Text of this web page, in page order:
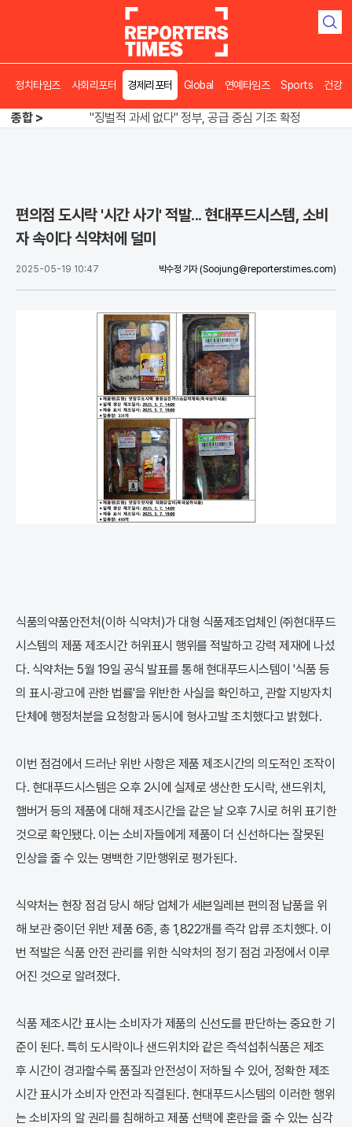
검
정치타임즈 사회리포터 경제리포터 Global 연예타임즈 Sports 건강
종합 >
오뚜기·비비고 면 전쟁, 폭염 특수에 매출 껑충
"징벌적 과세 없다" 정부, 공급 중심 기조 확정
편의점 도시락 '시간 사기' 적발... 현대푸드시스템, 소비
자 속이다 식약처에 덜미
2025-05-19 10:47 박수정 기자 (Soojung@reporterstimes.com)
식품의약품안전처(이하 식약처)가 대형 식품제조업체인 ㈜현대푸드
시스템의 제품 제조시간 허위표시 행위를 적발하고 강력 제재에 나섰
다. 식약처는 5월 19일 공식 발표를 통해 현대푸드시스템이 '식품 등
의 표시·광고에 관한 법률'을 위반한 사실을 확인하고, 관할 지방자치
단체에 행정처분을 요청함과 동시에 형사고발 조치했다고 밝혔다.
이번 점검에서 드러난 위반 사항은 제품 제조시간의 의도적인 조작이
다. 현대푸드시스템은 오후 2시에 실제로 생산한 도시락, 샌드위치,
햄버거 등의 제품에 대해 제조시간을 같은 날 오후 7시로 허위 표기한
것으로 확인됐다. 이는 소비자들에게 제품이 더 신선하다는 잘못된
인상을 줄 수 있는 명백한 기만행위로 평가된다.
식약처는 현장 점검 당시 해당 업체가 세븐일레븐 편의점 납품을 위
해 보관 중이던 위반 제품 6종, 총 1,822개를 즉각 압류 조치했다. 이
번 적발은 식품 안전 관리를 위한 식약처의 정기 점검 과정에서 이루
어진 것으로 알려졌다.
식품 제조시간 표시는 소비자가 제품의 신선도를 판단하는 중요한 기
준이 된다. 특히 도시락이나 샌드위치와 같은 즉석섭취식품은 제조
후 시간이 경과할수록 품질과 안전성이 저하될 수 있어, 정확한 제조
시간 표시가 소비자 안전과 직결된다. 현대푸드시스템의 이러한 행위
는 소비자의 알 권리를 침해하고 제품 선택에 혼란을 줄 수 있는 심각